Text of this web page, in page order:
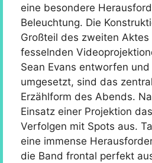
eine besondere
Beleuchtung. Die
Großteil des zweiten Aktes
fesselnden
Sean Evans entworfen
umgesetzt, sind das
Erzählform des Abends.
Einsatz einer Projektion
Verfolgen mit Spots aus.
eine immense
die Band frontal perfekt